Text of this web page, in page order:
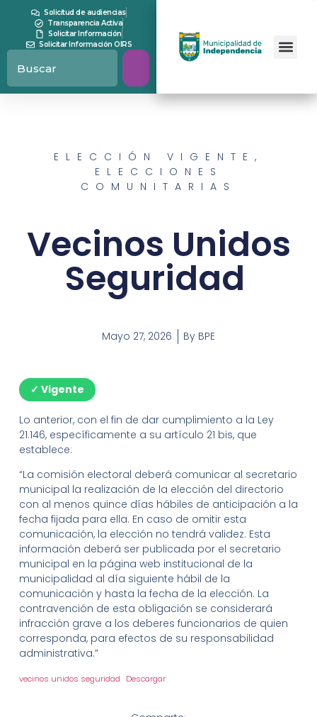
Solicitud de audiencias
Transparencia Activa
Solicitar Información
Solicitar Información OIRS
ELECCIÓN VIGENTE ,
ELECCIONES
COMUNITARIAS
Vecinos Unidos
Seguridad
Mayo 27, 2026 By BPE
✓ Vigente
Lo anterior, con el fin de dar cumplimiento a la Ley
21.146, específicamente a su artículo 21 bis, que
establece:
“La comisión electoral deberá comunicar al secretario
municipal la realización de la elección del directorio
con al menos quince días hábiles de anticipación a la
fecha fijada para ella. En caso de omitir esta
comunicación, la elección no tendrá validez. Esta
información deberá ser publicada por el secretario
municipal en la página web institucional de la
municipalidad al día siguiente hábil de la
comunicación y hasta la fecha de la elección. La
contravención de esta obligación se considerará
infracción grave a los deberes funcionarios de quien
corresponda, para efectos de su responsabilidad
administrativa.”
vecinos unidos seguridad Descargar